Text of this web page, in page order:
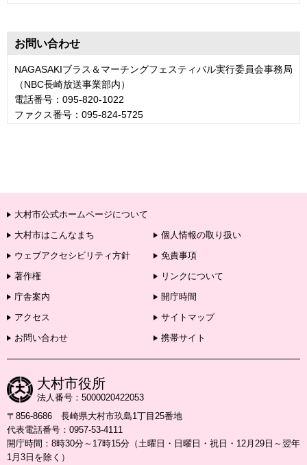
お問い合わせ
NAGASAKIブラス＆マーチングフェスティバル実行委員会事務局
（NBC長崎放送事業部内）
電話番号：095-820-1022
ファクス番号：095-824-5725
大村市公式ホームページについて
大村市はこんなまち
個人情報の取り扱い
ウェブアクセシビリティ方針
免責事項
著作権
リンクについて
庁舎案内
開庁時間
アクセス
サイトマップ
お問い合わせ
携帯サイト
大村市役所
法人番号：5000020422053
〒856-8686 長崎県大村市玖島1丁目25番地
代表電話番号：0957-53-4111
開庁時間：8時30分～17時15分（土曜日・日曜日・祝日・12月29日～翌年
1月3日を除く）